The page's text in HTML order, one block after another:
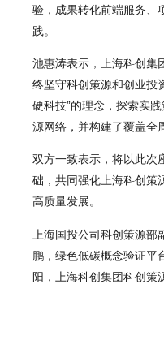
验，成果转化前端服务、
践。
池惠涛表示，上海科创集
终坚守科创策源和创业投
硬科技”的理念，探索实
源网络，并构建了覆盖全
双方一致表示，将以此次
础，共同强化上海科创策
高质量发展。
上海国投公司科创策源部
鹏，绿色低碳概念验证平
阳，上海科创集团科创策